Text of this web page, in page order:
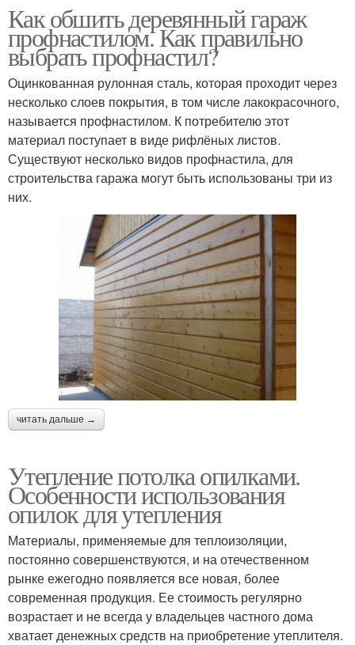
Как обшить деревянный гараж
профнастилом. Как правильно
выбрать профнастил?
Оцинкованная рулонная сталь, которая проходит через
несколько слоев покрытия, в том числе лакокрасочного,
называется профнастилом. К потребителю этот
материал поступает в виде рифлёных листов.
Существуют несколько видов профнастила, для
строительства гаража могут быть использованы три из
них.
читать дальше →
Утепление потолка опилками.
Особенности использования
опилок для утепления
Материалы, применяемые для теплоизоляции,
постоянно совершенствуются, и на отечественном
рынке ежегодно появляется все новая, более
современная продукция. Ее стоимость регулярно
возрастает и не всегда у владельцев частного дома
хватает денежных средств на приобретение утеплителя.